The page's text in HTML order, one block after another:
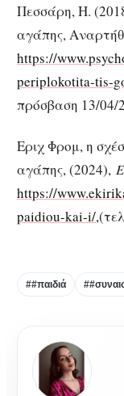
Πεσσάρη, Η.
αγάπης,
https://
periplokotita-tis-
πρόσβαση 13/04/
Εριχ Φρομ, η
αγάπης, (2024),
https://
paidiou-kai-i/,
##παιδιά